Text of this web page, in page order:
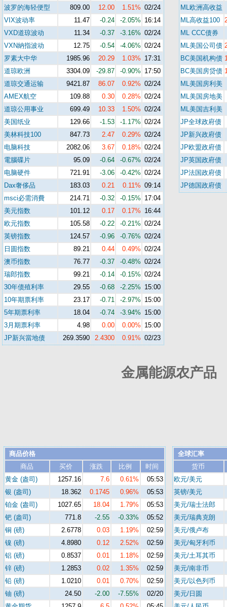
波罗的海轻便型
809.00 12.00 1.51% 02/24
VIX波动率
11.47 -0.24 -2.05% 16:14
VXD道琼波动
11.34 -0.37 -3.16% 02/24
VXN納指波动
12.75 -0.54 -4.06% 02/24
罗素大中华
1985.96 20.29 1.03% 17:31
道琼欧洲
3304.09 -29.87 -0.90% 17:50
道琼交通运输
9421.87 86.07 0.92% 02/24
AMEX航空
109.88 0.30 0.28% 02/24
道琼公用事业
699.49 10.33 1.50% 02/24
美国纸业
129.66 -1.53 -1.17% 02/24
美林科技100
847.73 2.47 0.29% 02/24
电脑科技
2082.06 3.67 0.18% 02/24
電腦碟片
95.09 -0.64 -0.67% 02/24
电脑硬件
721.91 -3.06 -0.42% 02/24
Dax奢侈品
183.03 0.21 0.11% 09:14
msci必需消費
214.71 -0.32 -0.15% 17:04
美元指数
101.12 0.17 0.17% 16:44
欧元指数
105.58 -0.22 -0.21% 02/24
英镑指数
124.57 -0.96 -0.76% 02/24
日圆指数
89.21 0.44 0.49% 02/24
澳币指数
76.77 -0.37 -0.48% 02/24
瑞郎指数
99.21 -0.14 -0.15% 02/24
30年债殖利率
29.55 -0.68 -2.25% 15:00
10年期票利率
23.17 -0.71 -2.97% 15:00
5年期票利率
18.04 -0.74 -3.94% 15:00
3月期票利率
4.98 0.00 0.00% 15:00
JP新兴當地债
269.3590 2.4300 0.91% 02/23
ML欧洲高收益
ML高收益100
ML CCC债券
ML美国公司债
BC美国机构债
BC美国房贷债
ML美国房利美
ML美国房地美
ML美国吉利美
JP全球政府债
JP新兴政府债
JP欧盟政府债
JP英国政府债
JP法国政府债
JP德国政府债
金属能源农产
商品价格
商品
买价 涨跌 比例
时间
黄金 (盎司)
1257.16 7.6 0.61%
05:53
银 (盎司)
18.362 0.1745 0.96%
05:53
铂金 (盎司)
1027.65 18.04 1.79%
05:53
钯 (盎司)
771.8 -2.55 -0.33%
05:52
铜 (磅)
2.6778 0.03 1.19%
02:59
镍 (磅)
4.8980 0.12 2.52%
02:59
铝 (磅)
0.8537 0.01 1.18%
02:59
锌 (磅)
1.2853 0.02 1.35%
02:59
铅 (磅)
1.0210 0.01 0.70%
02:59
铀 (磅)
24.50 -2.00 -7.55%
02/20
全球汇率
货币
欧元/美元
英镑/美元
美元/瑞士法郎
美元/瑞典克朗
美元/俄卢布
美元/匈牙利币
美元/土耳其币
美元/南非币
美元/以色列币
美元/日圆